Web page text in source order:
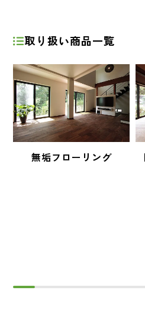
取り扱い商品一覧
無垢フローリング